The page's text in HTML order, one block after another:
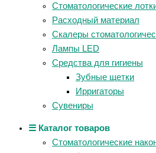
Стоматологические
Расходный материал
Скалеры
Лампы LED
Средства для гигиены
Зубные щетки
Ирригаторы
Сувениры
☰ Каталог товаров
Стоматологические